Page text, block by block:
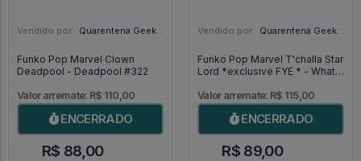
Vendido por: Quarentena Geek Store - SP
Funko Pop Marvel Clown
Deadpool - Deadpool #322
Valor arremate: R$ 110,00
ENCERRADO
R$ 88,00
Vendido por: Quarentena Geek Store - SP
Funko Pop Marvel T'challa Star
Lord *exclusive FYE * - What If
Valor arremate: R$ 115,00
ENCERRADO
R$ 89,00